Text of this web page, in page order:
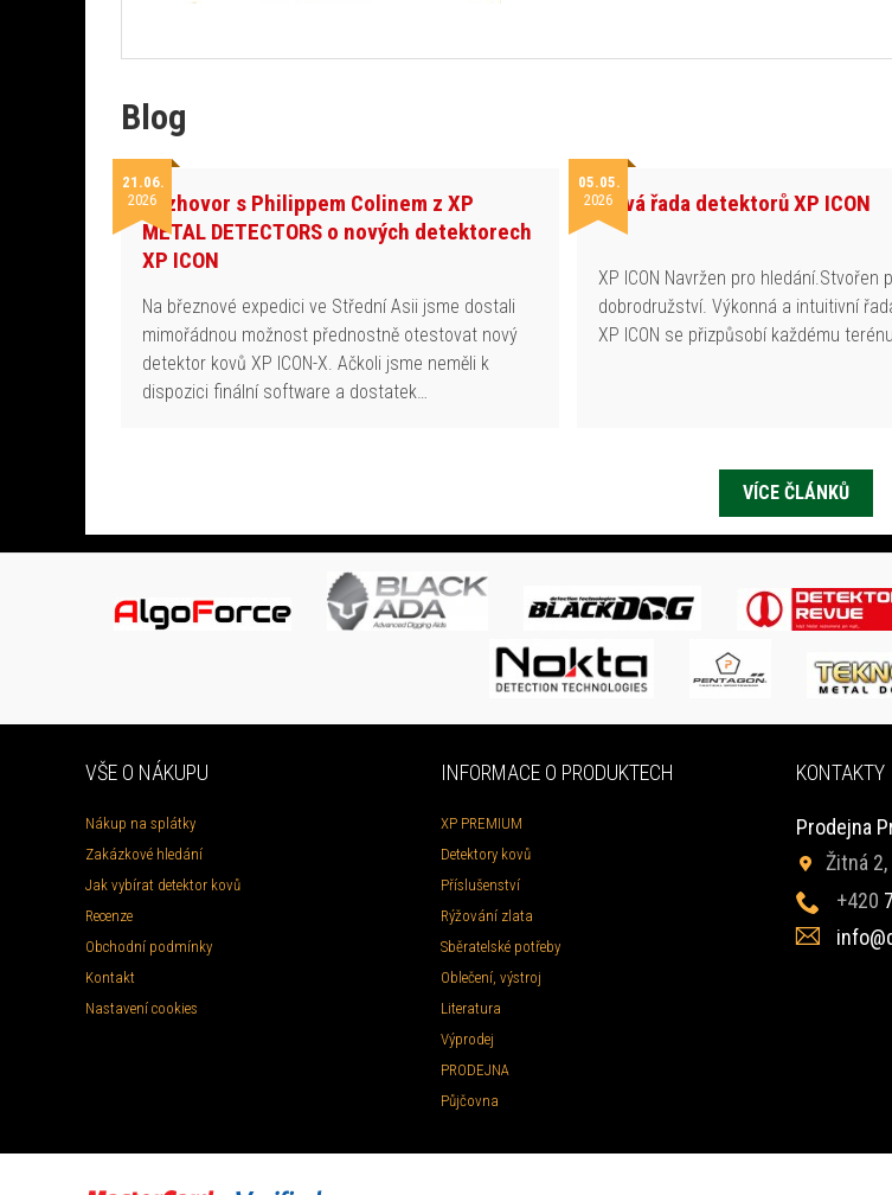
Blog
21.06.
2026Rozhovor s Philippem Colinem z XP
METAL DETECTORS o nových detektorech
XP ICON
Na březnové expedici ve Střední Asii jsme dostali
mimořádnou možnost přednostně otestovat nový
detektor kovů XP ICON-X. Ačkoli jsme neměli k
dispozici finální software a dostatek…
05.05.
2026Nová řada detektorů XP ICON
XP ICON Navržen pro hledání.Stvořen
dobrodružství. Výkonná a intuitivní
XP ICON se přizpůsobí každému terénu
VÍCE ČLÁNKŮ
KONTAKTY
Prodejna
Žitná
+420
VŠE O NÁKUPU
Nákup na splátky
Zakázkové hledání
Jak vybírat detektor kovů
Recenze
Obchodní podmínky
Kontakt
Nastavení cookies
INFORMACE O PRODUKTECH
XP PREMIUM
Detektory kovů
Příslušenství
Rýžování zlata
Sběratelské potřeby
Oblečení, výstroj
Literatura
Výprodej
PRODEJNA
Půjčovna